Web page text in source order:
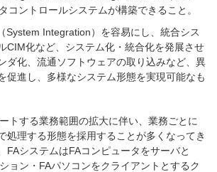
コントロールシステムが構築できること。
Integration）を容易にし、統合シス
CIM化など、システム化・統合化を発展させ
ダ化、流通ソフトウェアの取り込みなど、異
促進し、多様なシステム形態を実現可能なも
トする業務範囲の拡大に伴い、業務ごとに
処理する形態を採用することが多くなってき
FAシステムはFAコンピュータをサーバと
ョン・FAパソコンをクライアントとするク